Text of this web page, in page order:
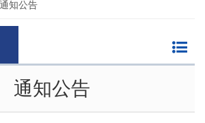
通知公告
通知公告